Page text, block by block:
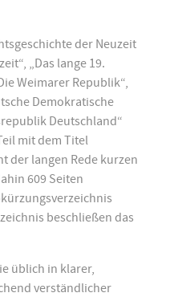
der Neuzeit
„Das lange 19.
Weimarer Republik“,
Demokratische
Deutschland“
mit dem Titel
der langen Rede kurzen
609 Seiten
beschließen das
üblich in klarer,
verständlicher